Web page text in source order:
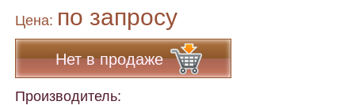
Цена: по запросу
Нет в продаже
Производитель: